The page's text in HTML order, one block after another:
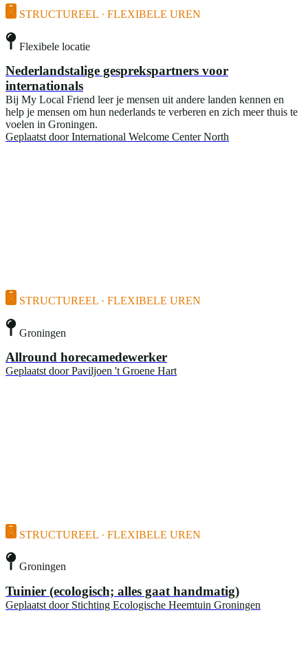
STRUCTUREEL · FLEXIBELE UREN
Flexibele locatie
Nederlandstalige gesprekspartners voor
internationals
Bij My Local Friend leer je mensen uit andere landen kennen en
help je mensen om hun nederlands te verberen en zich meer thuis te
voelen in Groningen.
Geplaatst door International Welcome Center North
STRUCTUREEL · FLEXIBELE UREN
Groningen
Allround horecamedewerker
Geplaatst door Paviljoen 't Groene Hart
STRUCTUREEL · FLEXIBELE UREN
Groningen
Tuinier (ecologisch; alles gaat handmatig)
Geplaatst door Stichting Ecologische Heemtuin Groningen